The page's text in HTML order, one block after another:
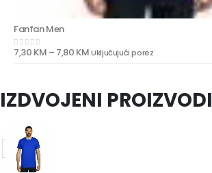
Fanfan Men
0out of 5
7,30 KM – 7,80 KMUključujući porez
IZDVOJENI PROIZVODI